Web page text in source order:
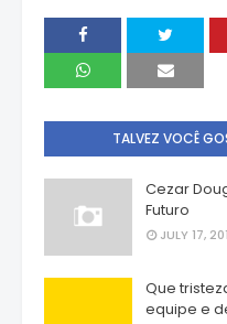
TALVEZ VOCÊ
Cezar
Futuro
JULY 17,
Que
equipe e